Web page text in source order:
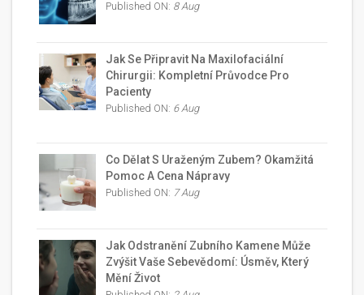
Published ON: 8 Aug
Jak Se Připravit Na Maxilofaciální
Chirurgii: Kompletní Průvodce Pro
Pacienty
Published ON: 6 Aug
Co Dělat S Uraženým Zubem? Okamžitá
Pomoc A Cena Nápravy
Published ON: 7 Aug
Jak Odstranění Zubního Kamene Může
Zvýšit Vaše Sebevědomí: Úsměv, Který
Mění Život